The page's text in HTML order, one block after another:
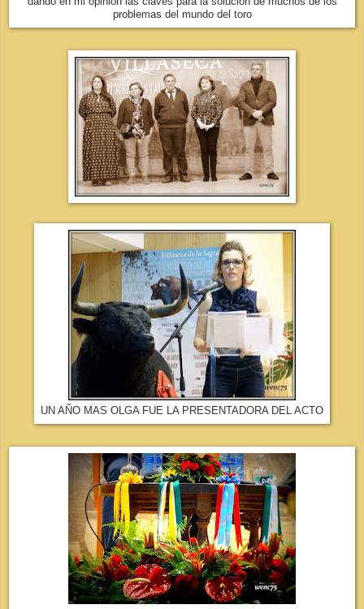
problemas del mundo del toro
UN AÑO MAS OLGA FUE LA PRESENTADORA DEL ACTO